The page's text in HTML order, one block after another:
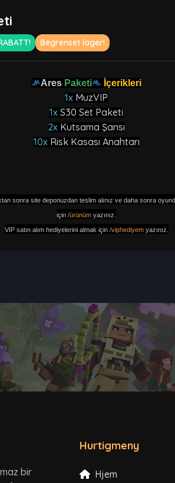
Begrenset lager!
ᄽAres Paketiᄿ İçerikleri
1x MuzVIP
1x S30 Set Paketi
2x Kutsama Şansı
10xRisk Kasası Anahtarı
sonra site deponuzdan teslim alınız ve daha sonra
için/ürünüm yazınız.
VIP satın alım hediyelerini almak için /viphediyemyazınız.
bir
Hurtigmeny
Hjem